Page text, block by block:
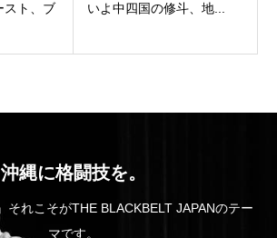
スト、ブ
いよ中四国の修斗、地...
沖縄に格闘技を。
それこそがTHE BLACKBELT JAPANのテー
マです。